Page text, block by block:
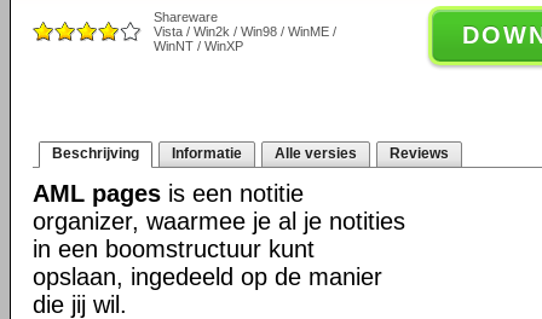
Shareware
Vista / Win2k / Win98 / WinME /
WinNT / WinXP
Beschrijving Informatie Alle versies Reviews
AML pages is een notitie
organizer, waarmee je al je notities
in een boomstructuur kunt
opslaan, ingedeeld op de manier
die jij wil.